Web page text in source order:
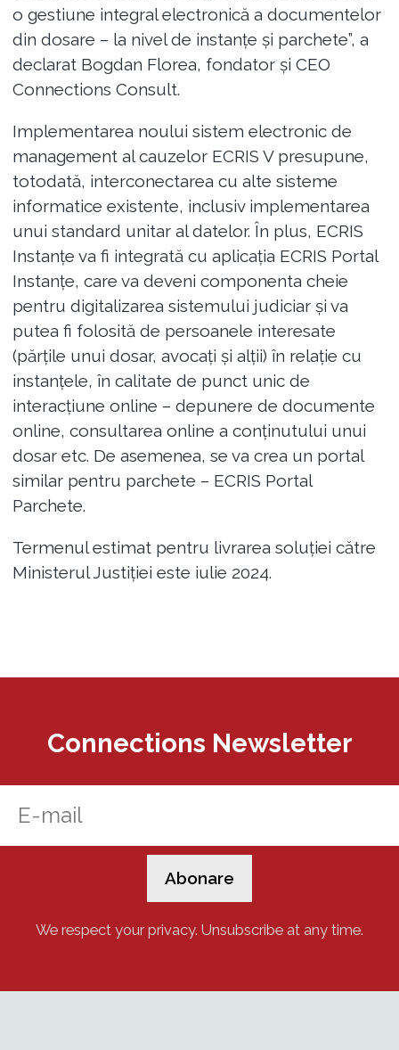
o gestiune integral electronică a documentelor
din dosare – la nivel de instanțe și parchete”, a
declarat Bogdan Florea, fondator și CEO
Connections Consult.
Implementarea noului sistem electronic de
management al cauzelor ECRIS V presupune,
totodată, interconectarea cu alte sisteme
informatice existente, inclusiv implementarea
unui standard unitar al datelor. În plus, ECRIS
Instanțe va fi integrată cu aplicația ECRIS Portal
Instanțe, care va deveni componenta cheie
pentru digitalizarea sistemului judiciar și va
putea fi folosită de persoanele interesate
(părțile unui dosar, avocați și alții) în relație cu
instanțele, în calitate de punct unic de
interacțiune online – depunere de documente
online, consultarea online a conținutului unui
dosar etc. De asemenea, se va crea un portal
similar pentru parchete – ECRIS Portal
Parchete.
Termenul estimat pentru livrarea soluției către
Ministerul Justiției este iulie 2024.
Connections Newsletter
We respect your privacy. Unsubscribe at any time.